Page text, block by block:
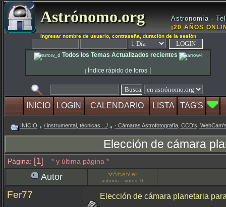
Astrónomo.org Astronomía ·
¡20 AÑOS
Ingresar nombre de usuario, contraseña, duración de la sesión
Todos los Temas Actualizados recientes
| Índice rápido de foros |
INICIO LOGIN CALENDARIO LISTA TAG'S
INICIO / instrumental, técnicas .../ · Cámaras Astrofotografía, CCD's,
Elección de cámara
Página: [1] * y última página *
Autor astrons: votos: 0
Fer77 Elección de cámara planetaria